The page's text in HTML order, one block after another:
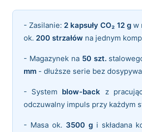
- Zasilanie: 2 kapsuły CO₂ 12 gw
ok. 200 strzałów na jednym
- Magazynek na 50 szt.
mm - dłuższe serie bez
- System blow-back z
odczuwalny impuls przy każdym
- Masa ok. 3500 g i składana